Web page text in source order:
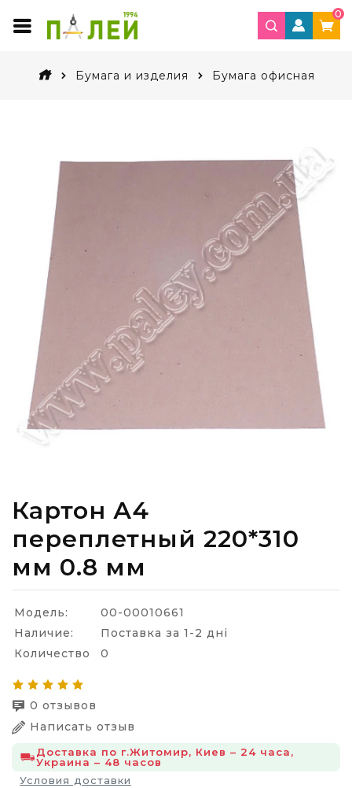
0
Бумага и изделия Бумага офисная
Картон А4
переплетный 220*310
мм 0.8 мм
Модель:
00-00010661
Наличие:
Поставка за 1-2 дні
Количество
0
0 отзывов
Написать отзыв
Доставка по г.Житомир, Киев – 24 часа,
Украина – 48 часов
Условия доставки